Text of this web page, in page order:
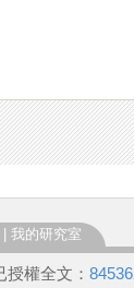
我的研究室
權全文：